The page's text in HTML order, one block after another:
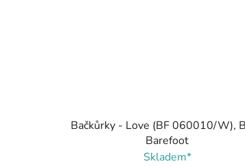
Bačkůrky - Love (BF 060010/W),
Barefoot
Skladem*